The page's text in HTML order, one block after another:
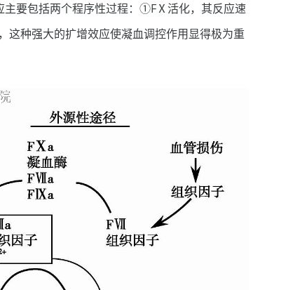
主要包括两个程序性过程：①FⅩ活化，其反应速
这种强大的扩增效应使凝血调控作用显得极为重